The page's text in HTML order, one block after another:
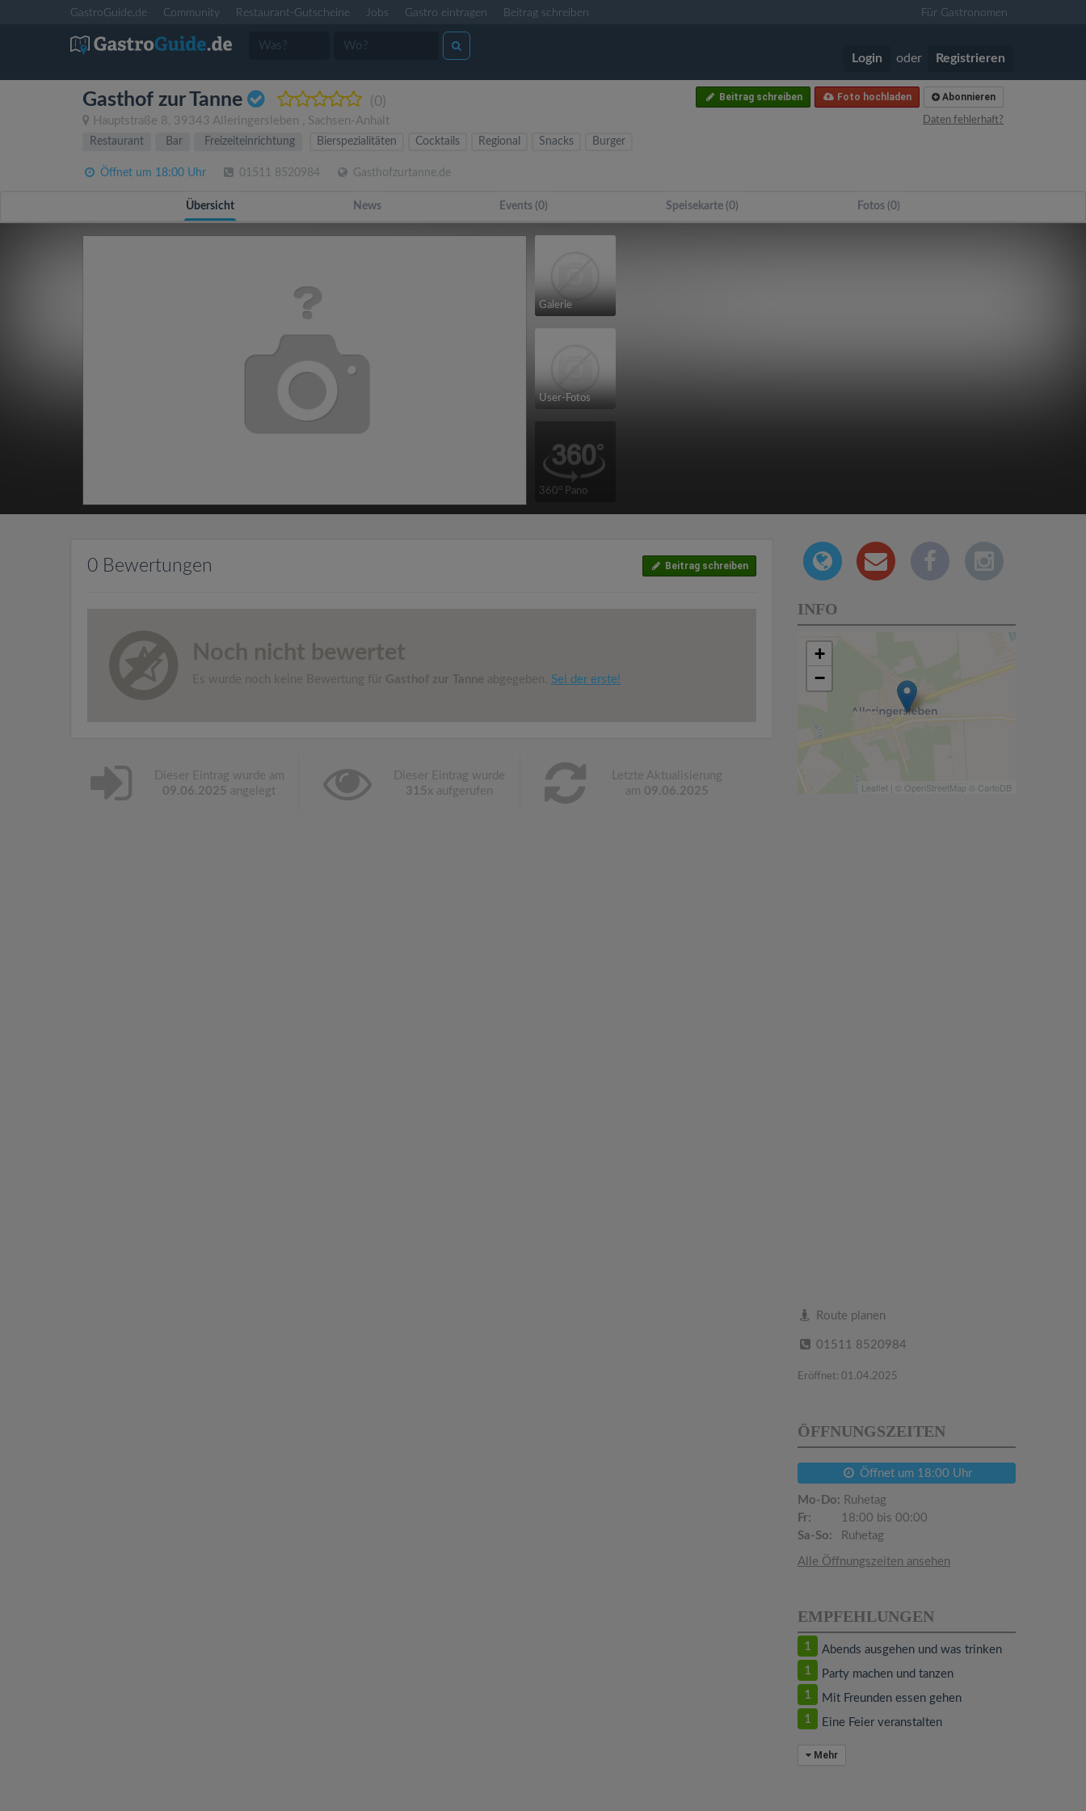
GastroGuide.de Community Restaurant-Gutscheine Jobs Gastro eintragen Beitrag schreiben Für Gastronomen
Login oder Registrieren
Gasthof zur Tanne (0)
Hauptstraße 8, 39343 Alleringersleben , Sachsen-Anhalt
Abonnieren
Foto hochladen
Beitrag schreiben
Daten fehlerhaft?
Restaurant Bar Freizeiteinrichtung Bierspezialitäten Cocktails Regional Snacks Burger
Öffnet um 18:00 Uhr 01511 8520984 Gasthofzurtanne.de
Übersicht News Events (0) Speisekarte (0) Fotos (0)
Galerie
User-Fotos
360° Pano
0 Bewertungen Beitrag schreiben
Noch nicht bewertet
Es wurde noch keine Bewertung für Gasthof zur Tanne abgegeben. Sei der erste!
Dieser Eintrag wurde am
09.06.2025 angelegt
Dieser Eintrag wurde
315 x aufgerufen
Letzte Aktualisierung
am 09.06.2025
INFO
+
−
Leaflet | © OpenStreetMap © CartoDB
Route planen
01511 8520984
Eröffnet: 01.04.2025
ÖFFNUNGSZEITEN
Öffnet um 18:00 Uhr
Mo-Do: Ruhetag
Fr:
18:00 bis 00:00
Sa-So:
Ruhetag
Alle Öffnungszeiten ansehen
EMPFEHLUNGEN
1 Abends ausgehen und was trinken
1 Party machen und tanzen
1 Mit Freunden essen gehen
1 Eine Feier veranstalten
Mehr